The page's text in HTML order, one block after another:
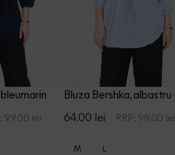
99.00 lei
Bluza Bershka, albastru
64.00 lei RRP: 99.00 lei
M L